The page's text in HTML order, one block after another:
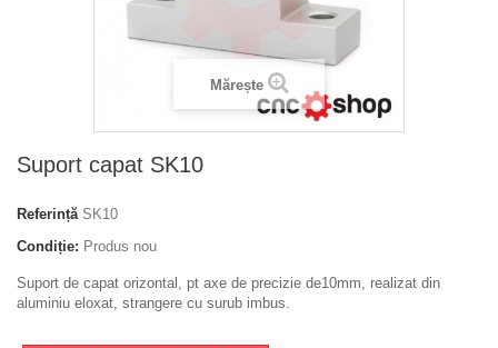
Mărește
Suport capat SK10
Referință SK10
Condiție: Produs nou
Suport de capat orizontal, pt axe de precizie de10mm, realizat din
aluminiu eloxat, strangere cu surub imbus.